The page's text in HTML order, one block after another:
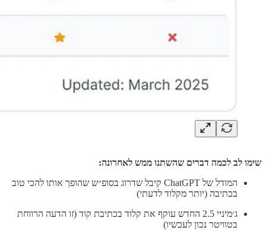
שימו לב לכמה דברים שהשתנו ממש לאחרונה:
המודל של ChatGPT קיבל שדרוג בסופ״ש שהופך אותו להכי טוב
בכתיבה (יותר מקלוד לדעתי)
ג׳מיניי 2.5 החדש עוקף את קלוד בכתיבת קוד (זו הדעה הרווחת
בטוויטר נכון לעכשיו)